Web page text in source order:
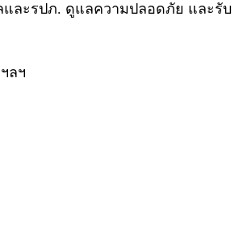
ละรปภ. ดูแลความปลอดภัย และรับ
ลฯ